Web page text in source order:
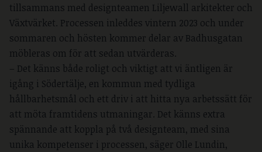
tillsammans med designteamen Liljewall arkitekter och
Växtvärket. Processen inleddes vintern 2023 och under
sommaren och hösten kommer delar av Badhusgatan
möbleras om för att sedan utvärderas.
– Det känns både roligt och viktigt att vi äntligen är
igång i Södertälje, en kommun med tydliga
hållbarhetsmål och ett driv i att hitta nya arbetssätt för
att möta framtidens utmaningar. Det känns extra
spännande att koppla på två designteam, med sina
unika kompetenser i processen, säger Olle Lundin,